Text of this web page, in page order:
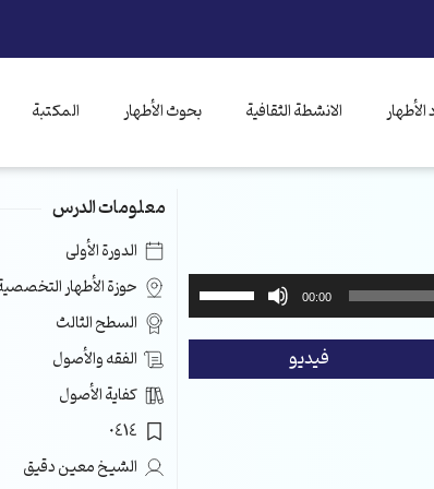
الانشطة الثقافية بحوث الأطهار المكتبة
00:00
استخدم
الأسهم
فيديو
معلومات الدرس
الدورة الأولى
حوزة الأطهار
السطح الثالث
الفقه والأصول
كفاية الأصول
0414
الشيخ معين دقيق